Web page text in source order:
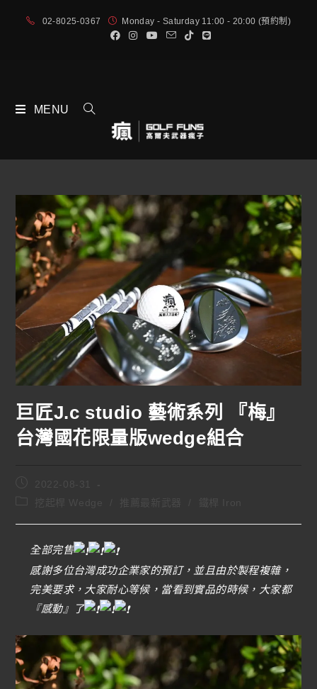
02-8025-0367 Monday - Saturday 11:00 - 20:00 (預約制)
MENU
巨匠J.c studio 藝術系列 『梅』
台灣國花限量版wedge組合
2022-08-31
鐵桿 Iron
全部完售
感謝多位台灣成功企業家的預訂，並且由於製程複雜，
完美要求，大家耐心等候，當看到實品的時候，大家都
『感動』了